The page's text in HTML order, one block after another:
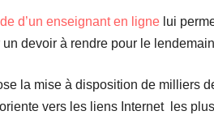
d’un enseignant en lignelui
devoir à rendre pour le lendemain
la mise à disposition de milliers
vers les liens Internet les